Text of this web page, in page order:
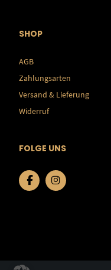
SHOP
AGB
Zahlungsarten
Versand & Lieferung
Widerruf
FOLGE UNS